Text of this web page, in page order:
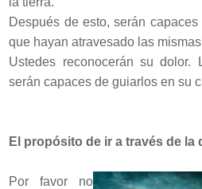
Después de esto, serán
que hayan atravesado las
Ustedes reconocerán su
serán capaces de guiarlos en su
El propósito de ir a través de la
Por favor no